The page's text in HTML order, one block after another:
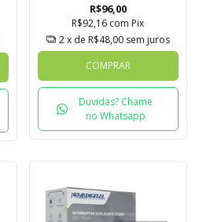
R$96,00
R$92,16 com Pix
2x de R$48,00 sem juros
COMPRAR
Duvidas? Chame
no Whatsapp